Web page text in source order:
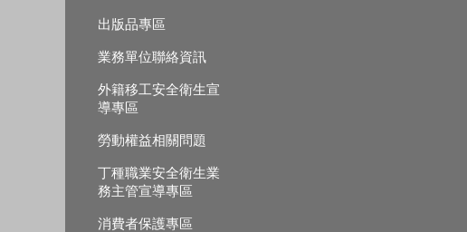
出版品專區
業務單位聯絡資訊
外籍移工安全衛生宣
導專區
勞動權益相關問題
丁種職業安全衛生業
務主管宣導專區
消費者保護專區